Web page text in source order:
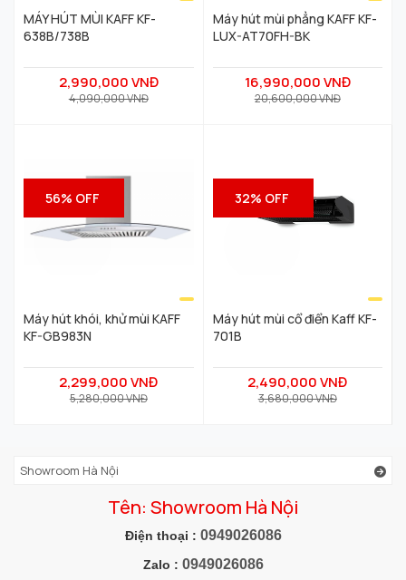
MÁY HÚT MÙI KAFF KF-
638B/738B
2,990,000 VNĐ
4,090,000 VNĐ
Máy hút mùi phẳng KAFF KF-
LUX-AT70FH-BK
16,990,000 VNĐ
20,600,000 VNĐ
56% OFF
Máy hút khói, khử mùi KAFF
KF-GB983N
2,299,000 VNĐ
5,280,000 VNĐ
32% OFF
Máy hút mùi cổ điển Kaff KF-
701B
2,490,000 VNĐ
3,680,000 VNĐ
Showroom Hà Nội
Tên: Showroom Hà Nội
Điện thoại : 0949026086
Zalo : 0949026086